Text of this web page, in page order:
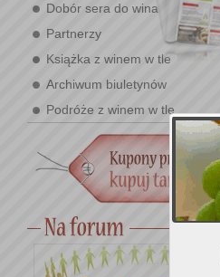
Dobór sera do wina
Partnerzy
Książka z winem w tle
Archiwum biuletynów
Podróże z winem w tle